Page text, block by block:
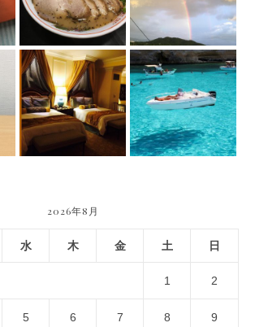
2026年8月
水 木 金 土 日
1 2
5 6 7 8 9